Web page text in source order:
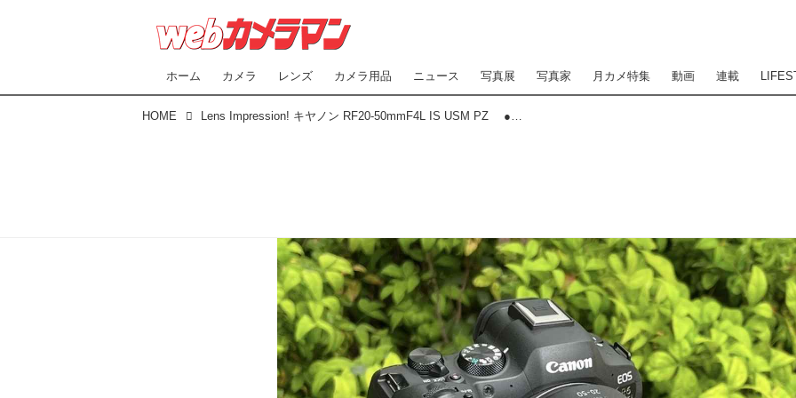
ホーム カメラ レンズ カメラ用品 ニュース 写真展 写真家 月カメ特集 動画 連載
HOME Lens Impression! キヤノン RF20-50mmF4L IS USM PZ ●実勢予想価格：21万3400円（税込） ●photo＆text:豊田慶記